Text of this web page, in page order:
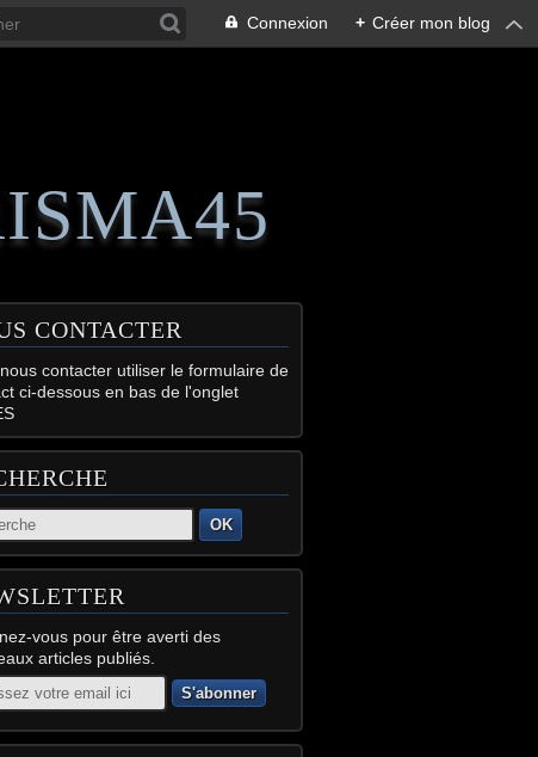
Connexion + Créer mon blog
CONTACTER
contacter utiliser le formulaire de
ci-dessous en bas de l'onglet
OK
vous pour être averti des
articles publiés.